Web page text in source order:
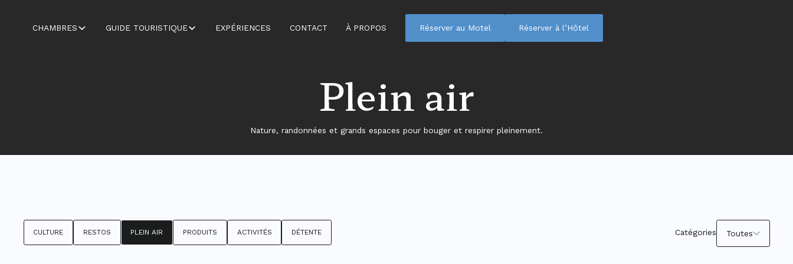
CHAMBRES GUIDE TOURISTIQUE EXPÉRIENCES CONTACT À PROPOS Réserver au Motel Réserver à l’Hôtel
Plein air
Nature, randonnées et grands espaces pour bouger et respirer pleinement.
CULTURE RESTOS PLEIN AIR PRODUITS ACTIVITÉS DÉTENTE Catégories Toutes